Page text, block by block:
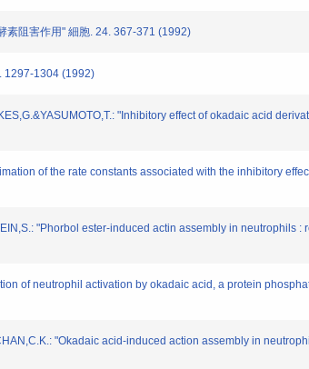
素阻害作用" 細胞. 24. 367-371 (1992)
1297-1304 (1992)
"Inhibitory effect of okadaic acid
of the rate constants associated with the inhibitory
"Phorbol ester-induced actin assembly in
of neutrophil activation by okadaic acid, a protein
"Okadaic acid-induced action assembly in